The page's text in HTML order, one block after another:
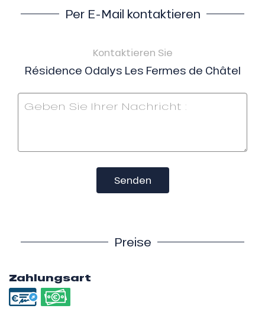
Per E-Mail kontaktieren
Kontaktieren Sie
Résidence Odalys Les Fermes de Châtel
Senden
Preise
Zahlungsart